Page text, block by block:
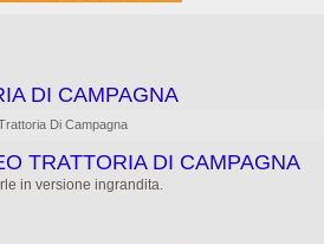
DI CAMPAGNA
Di Campagna
TRATTORIA DI CAMPAGNA
in versione ingrandita.